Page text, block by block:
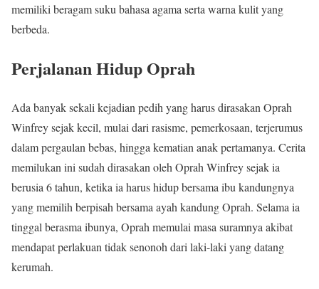
memiliki beragam suku bahasa agama serta warna kulit yang
berbeda.
Perjalanan Hidup Oprah
Ada banyak sekali kejadian pedih yang harus dirasakan Oprah
Winfrey sejak kecil, mulai dari rasisme, pemerkosaan, terjerumus
dalam pergaulan bebas, hingga kematian anak pertamanya. Cerita
memilukan ini sudah dirasakan oleh Oprah Winfrey sejak ia
berusia 6 tahun, ketika ia harus hidup bersama ibu kandungnya
yang memilih berpisah bersama ayah kandung Oprah. Selama ia
tinggal berasma ibunya, Oprah memulai masa suramnya akibat
mendapat perlakuan tidak senonoh dari laki-laki yang datang
kerumah.